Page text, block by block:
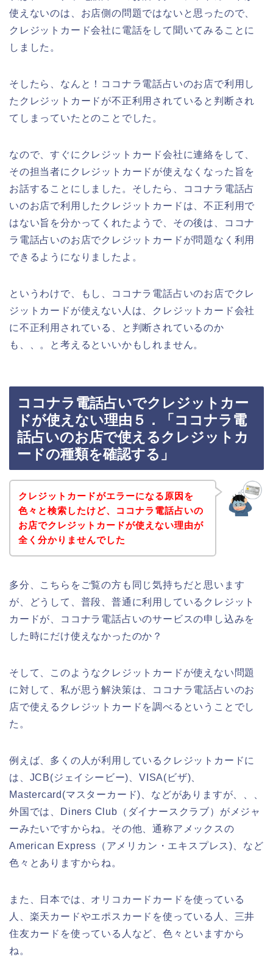
使えないのは、お店側の問題ではないと思ったので、
クレジットカード会社に電話をして聞いてみることに
しました。
そしたら、なんと！ココナラ電話占いのお店で利用し
たクレジットカードが不正利用されていると判断され
てしまっていたとのことでした。
なので、すぐにクレジットカード会社に連絡をして、
その担当者にクレジットカードが使えなくなった旨を
お話することにしました。そしたら、ココナラ電話占
いのお店で利用したクレジットカードは、不正利用で
はない旨を分かってくれたようで、その後は、ココナ
ラ電話占いのお店でクレジットカードが問題なく利用
できるようになりましたよ。
というわけで、もし、ココナラ電話占いのお店でクレ
ジットカードが使えない人は、クレジットカード会社
に不正利用されている、と判断されているのか
も、、。と考えるといいかもしれません。
ココナラ電話占いでクレジットカー
ドが使えない理由５．「ココナラ電
話占いのお店で使えるクレジットカ
ードの種類を確認する」
クレジットカードがエラーになる原因を
色々と検索したけど、ココナラ電話占いの
お店でクレジットカードが使えない理由が
全く分かりませんでした
多分、こちらをご覧の方も同じ気持ちだと思います
が、どうして、普段、普通に利用しているクレジット
カードが、ココナラ電話占いのサービスの申し込みを
した時にだけ使えなかったのか？
そして、このようなクレジットカードが使えない問題
に対して、私が思う解決策は、ココナラ電話占いのお
店で使えるクレジットカードを調べるということでし
た。
例えば、多くの人が利用しているクレジットカードに
は、JCB(ジェイシービー)、VISA(ビザ)、
Mastercard(マスターカード)、などがありますが、、、
外国では、Diners Club（ダイナースクラブ）がメジャ
ーみたいですからね。その他、通称アメックスの
American Express（アメリカン・エキスプレス)、など
色々とありますからね。
また、日本では、オリコカードカードを使っている
人、楽天カードやエポスカードを使っている人、三井
住友カードを使っている人など、色々といますから
ね。